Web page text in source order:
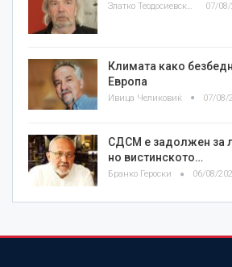
Златко Теодосиевски 07/
Климата како
Европа
Ивица Челиковиќ 07/08/
СДСМ е задолжен за
но вистинското…
Бранко Героски 06/08/